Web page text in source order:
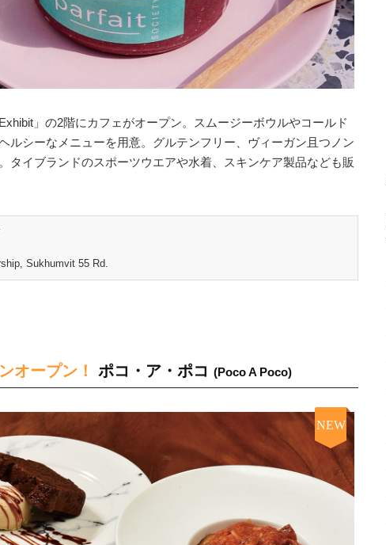
」の2階にカフェがオープン。スムージーボウルやコールド
ルシーなメニューを用意。グルテンフリー、ヴィーガン且つノン
タイブランドのスポーツウエアや水着、スキンケア製品なども販
Sukhumvit 55 Rd.
オープン！ ポコ・ア・ポコ (Poco A Poco)
NEW